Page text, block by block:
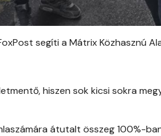
segíti a Mátrix Közhasznú
hiszen sok kicsi sokra
átutalt összeg 100%-